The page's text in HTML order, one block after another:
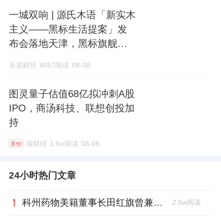
一城双响 | 源氏木语「新实木
主义——黑标生活提案」发
布会落地天津，黑标旗舰店
乐居财经 4057阅读 08-08
图灵量子估值68亿拟冲刺A股
IPO，商汤科技、联想创投加
持
原创 瑞财经 1.6w阅读 08-08
24小时热门文章
科州药物美籍董事长田红旗曾兼职放射所，被问询核心技术是否清晰 2.6w阅读